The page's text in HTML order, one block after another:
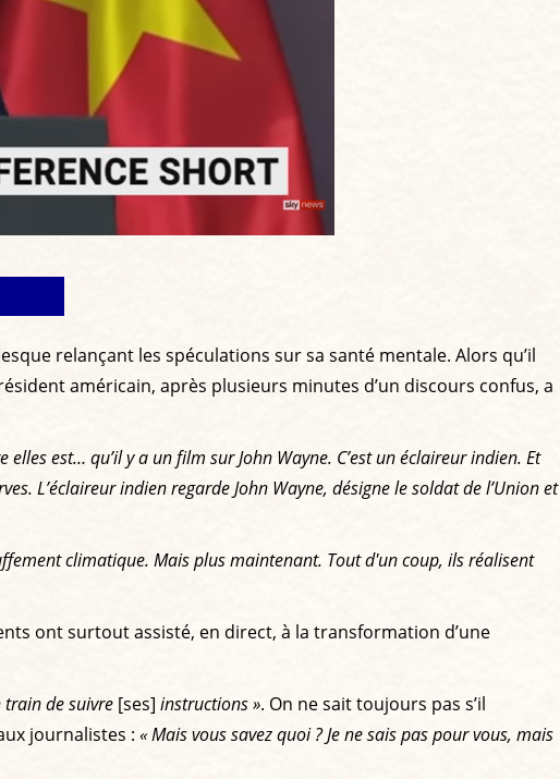
relançant les spéculations sur sa santé mentale. Alors qu’il
américain, après plusieurs minutes d’un discours confus, a
elles est… qu’il y a un film sur John Wayne. C’est un éclaireur indien. Et
L’éclaireur indien regarde John Wayne, désigne le soldat de l’Union et
climatique. Mais plus maintenant. Tout d'un coup, ils réalisent
ont surtout assisté, en direct, à la transformation d’une
train de suivre [ses] instructions ». On ne sait toujours pas s’il
journalistes : « Mais vous savez quoi ? Je ne sais pas pour vous, mais